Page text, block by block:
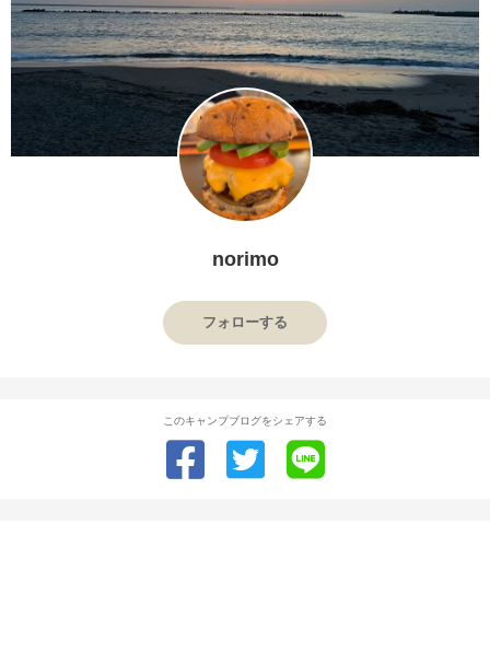
norimo
フォローする
このキャンプブログをシェアする